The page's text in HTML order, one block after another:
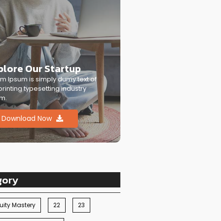
Our Startup
Ipsum is simply dumy text of
typesetting industry
Download Now
Mastery 22 23